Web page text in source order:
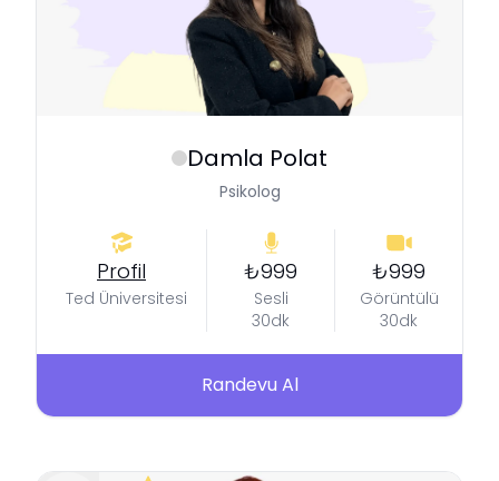
Damla Polat
Psikolog
Profil
Ted Üniversitesi
₺999
Sesli
30dk
₺999
Görüntülü
30dk
Randevu Al